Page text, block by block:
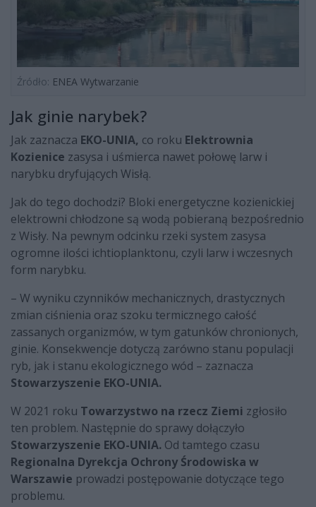
Źródło: ENEA Wytwarzanie
Jak ginie narybek?
Jak zaznacza EKO-UNIA, co roku Elektrownia
Kozienice zasysa i uśmierca nawet połowę larw i
narybku dryfujących Wisłą.
Jak do tego dochodzi? Bloki energetyczne kozienickiej
elektrowni chłodzone są wodą pobieraną bezpośrednio
z Wisły. Na pewnym odcinku rzeki system zasysa
ogromne ilości ichtioplanktonu, czyli larw i wczesnych
form narybku.
– W wyniku czynników mechanicznych, drastycznych
zmian ciśnienia oraz szoku termicznego całość
zassanych organizmów, w tym gatunków chronionych,
ginie. Konsekwencje dotyczą zarówno stanu populacji
ryb, jak i stanu ekologicznego wód – zaznacza
Stowarzyszenie EKO-UNIA.
W 2021 roku Towarzystwo na rzecz Ziemi zgłosiło
ten problem. Następnie do sprawy dołączyło
Stowarzyszenie EKO-UNIA. Od tamtego czasu
Regionalna Dyrekcja Ochrony Środowiska w
Warszawie prowadzi postępowanie dotyczące tego
problemu.